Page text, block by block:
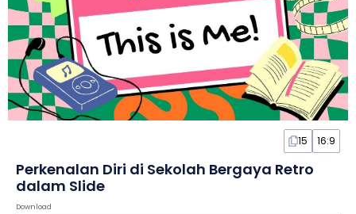
15 16:9
Perkenalan Diri di Sekolah Bergaya Retro
dalam Slide
Download